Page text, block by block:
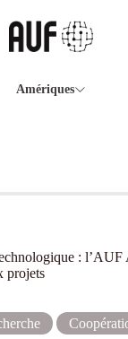
Amériques
: l’AUF
projets